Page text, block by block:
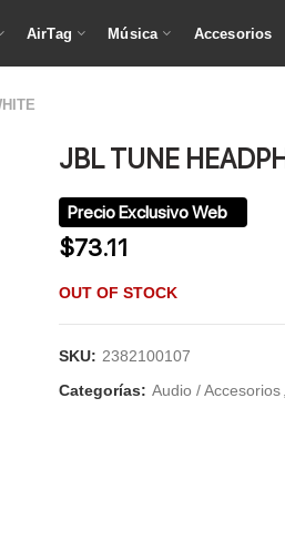
AirTag Música Accesorios
JBL TUNE
$73.11
OUT OF STOCK
SKU: 2382100107
Categorías: Audio / Accesorios